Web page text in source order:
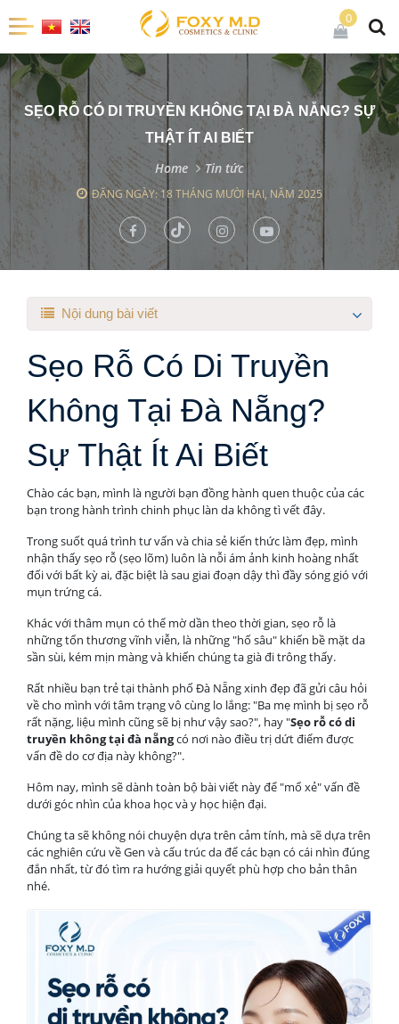
0
SẸO RỖ CÓ DI TRUYỀN KHÔNG TẠI ĐÀ NẴNG? SỰ
THẬT ÍT AI BIẾT
Home Tin tức
ĐĂNG NGÀY: 18 THÁNG MƯỜI HAI, NĂM 2025
Nội dung bài viết
Sẹo Rỗ Có Di Truyền
Không Tại Đà Nẵng?
Sự Thật Ít Ai Biết
Chào các bạn, mình là người bạn đồng hành quen thuộc của các
bạn trong hành trình chinh phục làn da không tì vết đây.
Trong suốt quá trình tư vấn và chia sẻ kiến thức làm đẹp, mình
nhận thấy sẹo rỗ (sẹo lõm) luôn là nỗi ám ảnh kinh hoàng nhất
đối với bất kỳ ai, đặc biệt là sau giai đoạn dậy thì đầy sóng gió với
mụn trứng cá.
Khác với thâm mụn có thể mờ dần theo thời gian, sẹo rỗ là
những tổn thương vĩnh viễn, là những "hố sâu" khiến bề mặt da
sần sùi, kém mịn màng và khiến chúng ta già đi trông thấy.
Rất nhiều bạn trẻ tại thành phố Đà Nẵng xinh đẹp đã gửi câu hỏi
về cho mình với tâm trạng vô cùng lo lắng: "Ba mẹ mình bị sẹo rỗ
rất nặng, liệu mình cũng sẽ bị như vậy sao?", hay "Sẹo rỗ có di
truyền không tại đà nẵngcó nơi nào điều trị dứt điểm được
vấn đề do cơ địa này không?".
Hôm nay, mình sẽ dành toàn bộ bài viết này để "mổ xẻ" vấn đề
dưới góc nhìn của khoa học và y học hiện đại.
Chúng ta sẽ không nói chuyện dựa trên cảm tính, mà sẽ dựa trên
các nghiên cứu về Gen và cấu trúc da để các bạn có cái nhìn đúng
đắn nhất, từ đó tìm ra hướng giải quyết phù hợp cho bản thân
nhé.